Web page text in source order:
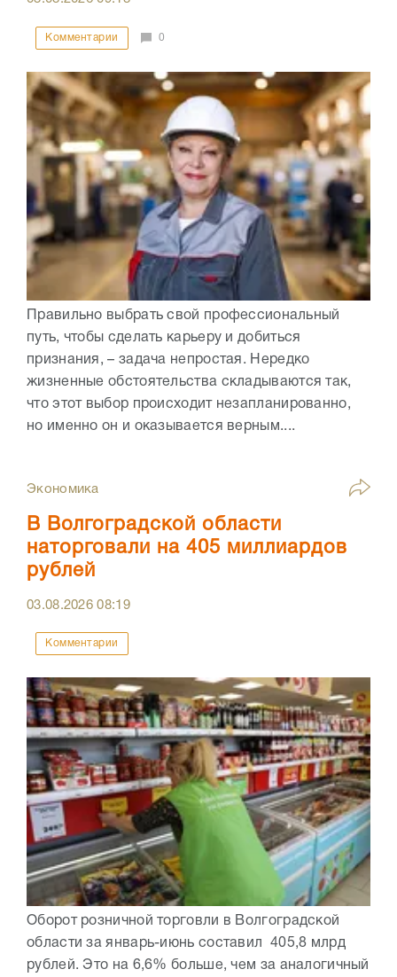
Комментарии 0
Правильно выбрать свой профессиональный
путь, чтобы сделать карьеру и добиться
признания, – задача непростая. Нередко
жизненные обстоятельства складываются так,
что этот выбор происходит незапланированно,
но именно он и оказывается верным....
Экономика
В Волгоградской области
наторговали на 405 миллиардов
рублей
03.08.202608:19
Комментарии
Оборот розничной торговли в Волгоградской
области за январь-июнь составил 405,8 млрд
рублей. Это на 6,6% больше, чем за аналогичный